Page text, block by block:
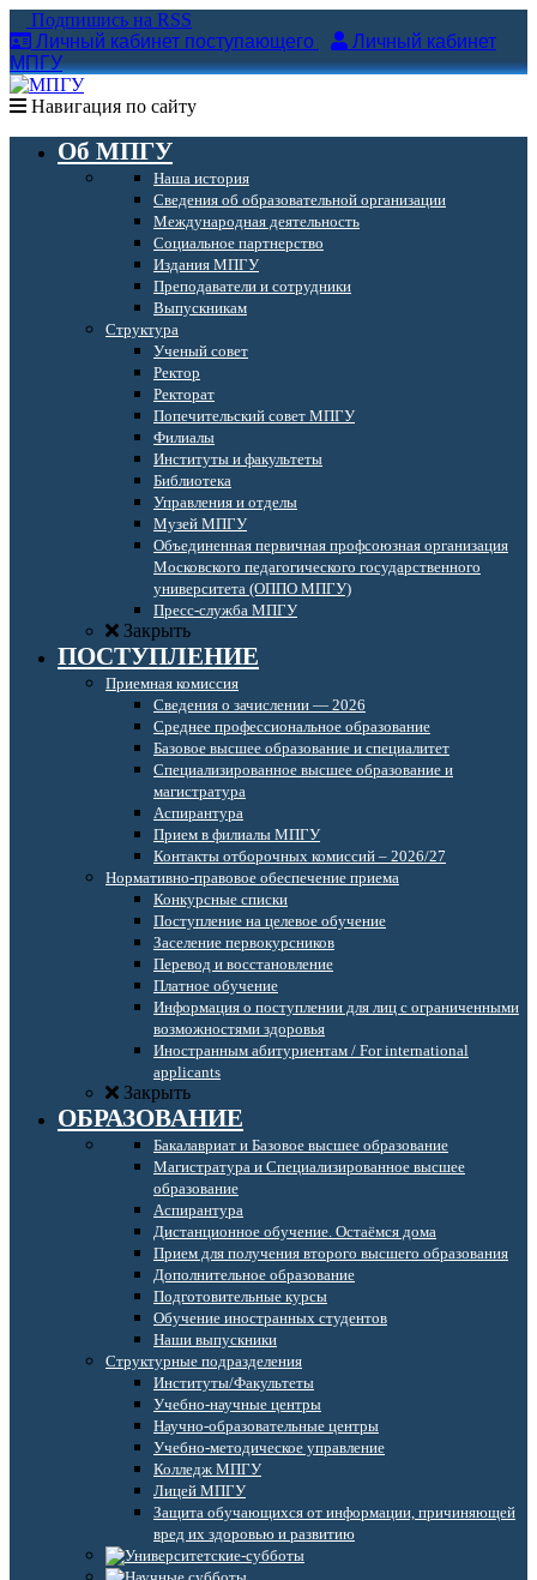
Подпишись на RSS
Личный кабинет поступающего
Личный кабинет
МПГУ
Навигация по сайту
Об МПГУ
Наша история
Сведения об образовательной организации
Международная деятельность
Социальное партнерство
Издания МПГУ
Преподаватели и сотрудники
Выпускникам
Структура
Ученый совет
Ректор
Ректорат
Попечительский совет МПГУ
Филиалы
Институты и факультеты
Библиотека
Управления и отделы
Музей МПГУ
Объединенная первичная профсоюзная организация
Московского педагогического государственного
университета (ОППО МПГУ)
Пресс-служба МПГУ
Закрыть
ПОСТУПЛЕНИЕ
Приемная комиссия
Сведения о зачислении — 2026
Среднее профессиональное образование
Базовое высшее образование и специалитет
Специализированное высшее образование и
магистратура
Аспирантура
Прием в филиалы МПГУ
Контакты отборочных комиссий – 2026/27
Нормативно-правовое обеспечение приема
Конкурсные списки
Поступление на целевое обучение
Заселение первокурсников
Перевод и восстановление
Платное обучение
Информация о поступлении для лиц с ограниченными
возможностями здоровья
Иностранным абитуриентам / For international
applicants
Закрыть
ОБРАЗОВАНИЕ
Бакалавриат и Базовое высшее образование
Магистратура и Специализированное высшее
образование
Аспирантура
Дистанционное обучение. Остаёмся дома
Прием для получения второго высшего образования
Дополнительное образование
Подготовительные курсы
Обучение иностранных студентов
Наши выпускники
Структурные подразделения
Институты/Факультеты
Учебно-научные центры
Научно-образовательные центры
Учебно-методическое управление
Колледж МПГУ
Лицей МПГУ
Защита обучающихся от информации, причиняющей
вред их здоровью и развитию